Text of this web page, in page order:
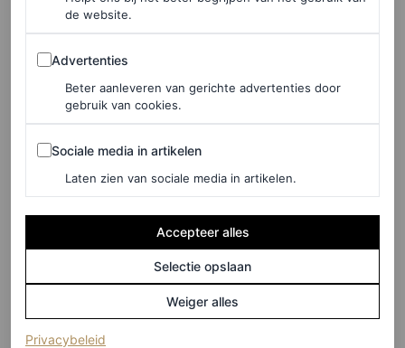
©SPOTLIGHT
de website.
Advertenties
Advertenties
Beter aanleveren van gerichte advertenties door
gebruik van cookies.
Sociale media in artikelen
Sociale media in artikelen
Laten zien van sociale media in artikelen.
Accepteer alles
Selectie opslaan
Weiger alles
Privacybeleid